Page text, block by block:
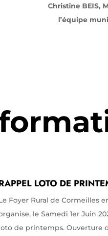
Christine BEIS,
l’équipe
LOTO DE
Foyer Rural de Cormeilles
le Samedi 1er Juin
de printemps. Ouverture